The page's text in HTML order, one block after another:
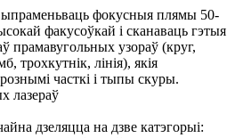
фокусныя плямы 50-
факусоўкай і сканаваць гэтыя
прамавугольных узораў (круг,
трохкутнік, лінія), якія
часткі і тыпы скуры.
лазераў
дзеляцца на дзве катэгорыі: